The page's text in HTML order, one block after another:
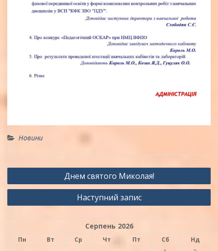
Новини
Навігація
записів
Днем святого Миколая!
Наступний запис
Серпень 2026
Пн Вт Ср Чт Пт Сб
Нд